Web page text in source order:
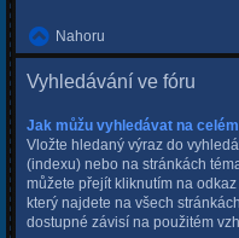
Nahoru
Vyhledávání ve fóru
Jak můžu vyhledávat na
Vložte hledaný výraz do
(indexu) nebo na stránkách
můžete přejít kliknutím na
který najdete na všech
dostupné závisí na použitém